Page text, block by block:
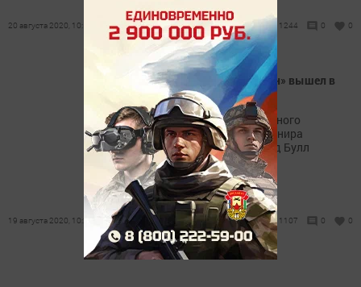
20 августа 2020, 10:55 1244 0 0
Футбол. «Пари Сен Жермен» вышел в
финал Лиги Чемпионов
В первом полуфинале главного
европейского клубного турнира
парижане разгромили «Ред Булл
Лейпциг».
19 августа 2020, 10:21 1107 0 0